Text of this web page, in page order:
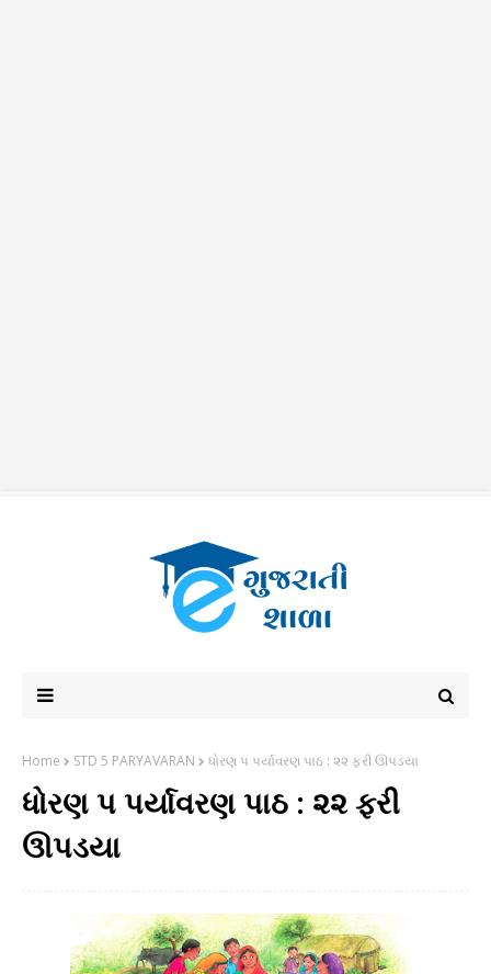
Home STD 5 PARYAVARAN ધોરણ પ પર્યાવરણ પાઠ : ૨૨ ફરી ઊપડયા
ધોરણ પ પર્યાવરણ પાઠ : ૨૨ ફરી
ઊપડયા